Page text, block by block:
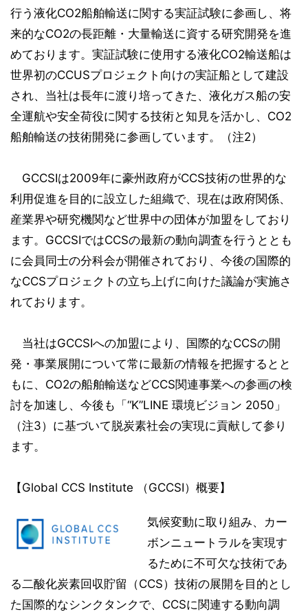
行う液化CO2船舶輸送に関する実証試験に参画し、将
来的なCO2の長距離・大量輸送に資する研究開発を進
めております。実証試験に使用する液化CO2輸送船は
世界初のCCUSプロジェクト向けの実証船として建設
され、当社は長年に渡り培ってきた、液化ガス船の安
全運航や安全荷役に関する技術と知見を活かし、CO2
船舶輸送の技術開発に参画しています。（注2）
GCCSIは2009年に豪州政府がCCS技術の世界的な
利用促進を目的に設立した組織で、現在は政府関係、
産業界や研究機関など世界中の団体が加盟をしており
ます。GCCSIではCCSの最新の動向調査を行うととも
に会員同士の分科会が開催されており、今後の国際的
なCCSプロジェクトの立ち上げに向けた議論が実施さ
れております。
当社はGCCSIへの加盟により、国際的なCCSの開
発・事業展開について常に最新の情報を把握するとと
もに、CO2の船舶輸送などCCS関連事業への参画の検
討を加速し、今後も「“K”LINE 環境ビジョン 2050」
（注3）に基づいて脱炭素社会の実現に貢献して参り
ます。
【Global CCS Institute （GCCSI）概要】
気候変動に取り組み、カー
ボンニュートラルを実現す
るために不可欠な技術であ
る二酸化炭素回収貯留（CCS）技術の展開を目的とし
た国際的なシンクタンクで、CCSに関連する動向調